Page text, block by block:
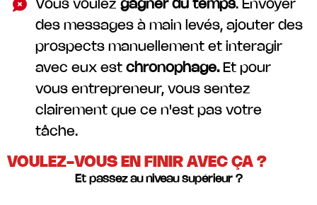
Vous voulez gagner du temps. Envoyer
des messages à main levés, ajouter des
prospects manuellement et interagir
avec eux est chronophage. Et pour
vous entrepreneur, vous sentez
clairement que ce n'est pas votre
tâche.
VOULEZ-VOUS EN FINIR AVEC ÇA ?
Et passez au niveau supérieur ?